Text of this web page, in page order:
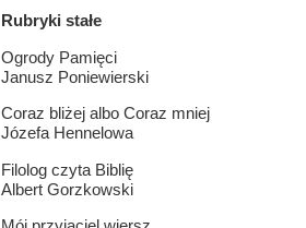
Rubryki stałe
Ogrody Pamięci
Janusz Poniewierski
Coraz bliżej albo Coraz mniej
Józefa Hennelowa
Filolog czyta Biblię
Albert Gorzkowski